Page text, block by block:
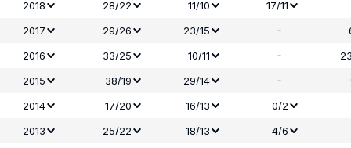
2018
28/22 11/10
17/11
2017
29/26 23/15 -
2016
33/25 10/11 -
2015
38/19 29/14 -
2014
17/20 16/13
0/2
2013
25/22 18/13 4/6